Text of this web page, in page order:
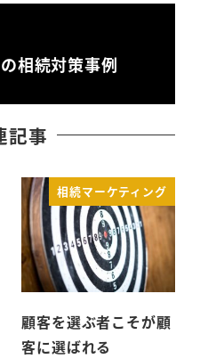
相続対策事例
記事
相続マーケティング
顧客を選ぶ者こそが顧
客に選ばれる